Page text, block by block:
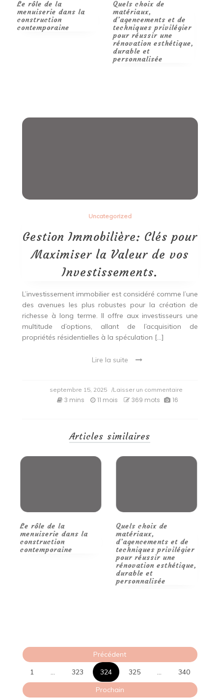
Quels choix de
matériaux,
d’agencements et de
techniques privilégier
Étapes et conseils
pour des travaux
réussis.
Uncategorized
Gestion Immobilière: Clés pour
Maximiser la Valeur de vos
Investissements.
L’investissement immobilier est considéré comme l’une
des avenues les plus robustes pour la création de
richesse à long terme. Il offre aux investisseurs une
multitude d’options, allant de l’acquisition de
propriétés résidentielles à la spéculation […]
Lire la suite
septembre 15, 2025 /Laisser un commentaire
3 mins 11 mois 369 mots 16
Articles similaires
Quels choix de
matériaux,
d’agencements et de
techniques privilégier
Étapes et conseils
pour des travaux
réussis.
Pagination
des
publications
Précédent
1
… 323 324 325 …
340
Prochain